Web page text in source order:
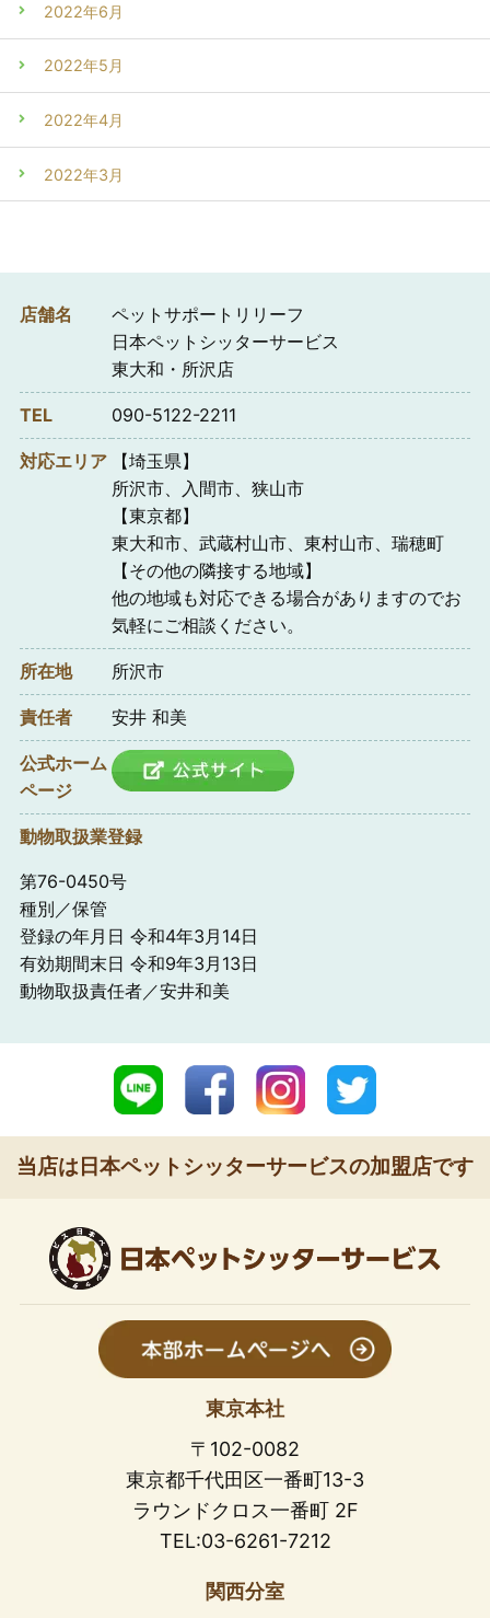
2022年6月
2022年5月
2022年4月
2022年3月
店舗名
ペットサポートリリーフ
日本ペットシッターサービス
東大和・所沢店
TEL 090-5122-2211
対応エリア
【埼玉県】
所沢市、入間市、狭山市
【東京都】
東大和市、武蔵村山市、東村山市、瑞穂町
【その他の隣接する地域】
他の地域も対応できる場合がありますのでお
気軽にご相談ください。
所在地 所沢市
責任者 安井 和美
公式ホーム
ページ
動物取扱業登録
第76-0450号
種別／保管
登録の年月日 令和4年3月14日
有効期間末日 令和9年3月13日
動物取扱責任者／安井和美
当店は日本ペットシッターサービスの加盟店です
東京本社
〒102-0082
東京都千代田区一番町13-3
ラウンドクロス一番町 2F
TEL:03-6261-7212
関西分室